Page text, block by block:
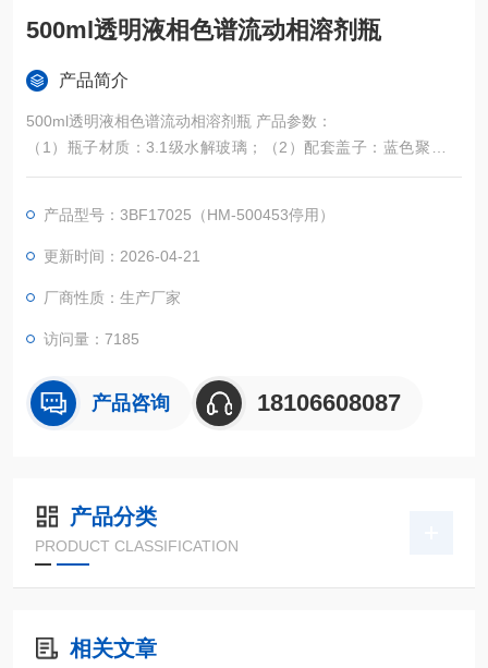
500ml透明液相色谱流动相溶剂瓶
产品简介
500ml透明液相色谱流动相溶剂瓶 产品参数：
（1）瓶子材质：3.1级水解玻璃；（2）配套盖子：蓝色聚丙烯
+白色纯特氟龙
3BF17003：蓝色三孔盖
三、说明：
（1）适用于HPLC、GC、柱层析等用作流动相溶剂瓶；
-1/5；
产品型号：3BF17025（HM-500453停用）
更新时间：2026-04-21
厂商性质：生产厂家
访问量：7185
产品咨询 18106608087
产品分类
PRODUCT CLASSIFICATION
相关文章